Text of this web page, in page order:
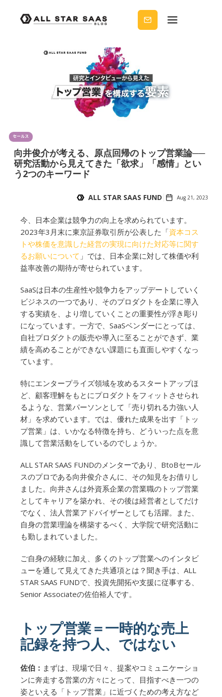
ノウ
ハウ
を受
セールス
向井俊介が考える、原点回帰のトップ営業論──
研究活動から見えてきた「欲求」「感情」とい
う2つのキーワード
ALL STAR SAAS FUND Aug 21, 2023
今、日本企業は競争力の向上を求められています。
2023年3月末に東京証券取引所が公表した「資本コス
トや株価を意識した経営の実現に向けた対応等に関す
るお願いについて 」では、日本企業に対して株価や利
益率改善の期待が寄せられています。
SaaSは日本の生産性や競争力をアップデートしていく
ビジネスの一つであり、そのプロダクトを企業に導入
する実績を、より増していくことの重要性が浮き彫り
になっています。一方で、SaaSベンダーにとっては、
自社プロダクトの販売や導入に至ることができず、業
績を高めることができない課題にも直面しやすくなっ
ています。
特にエンタープライズ領域を攻めるスタートアップほ
ど、顧客理解をもとにプロダクトをフィットさせられ
るような、営業パーソンとして「売り切れる力強い人
材」を求めています。では、優れた成果を出す「トッ
プ営業」は、いかなる特徴を持ち、どういった点を意
識して営業活動をしているのでしょうか。
ALL STAR SAAS FUNDのメンターであり、​​BtoBセール
スのプロである向井俊介さんに、その知見をお借りし
ました。向井さんは外資系企業の営業職のトップ営業
としてキャリアを築かれ、その後は経営者としてだけ
でなく、法人営業アドバイザーとしても活躍。また、
自身の営業理論を構築するべく、大学院で研究活動に
も勤しまれていました。
ご自身の経験に加え、多くのトップ営業へのインタビ
ューを通して見えてきた共通項とは？聞き手は、ALL
STAR SAAS FUNDで、投資先開拓や支援に従事する、
Senior Associateの佐伯裕人です。
トップ営業＝一時的な売上
記録を持つ人、ではない
佐伯： まずは、現場で日々、提案やコミュニケーショ
ンに奔走する営業の方々にとって、目指すべき一つの
姿といえる「トップ営業」に近づくための考え方など